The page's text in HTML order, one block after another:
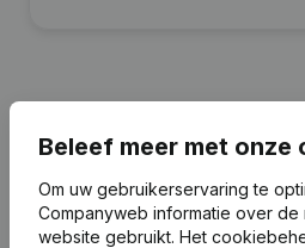
Publicatiesvan ESM
Datum Publicatie
Beleef meer met onze
Om uw gebruikerservaring te
Companyweb informatie over
website gebruikt. Het